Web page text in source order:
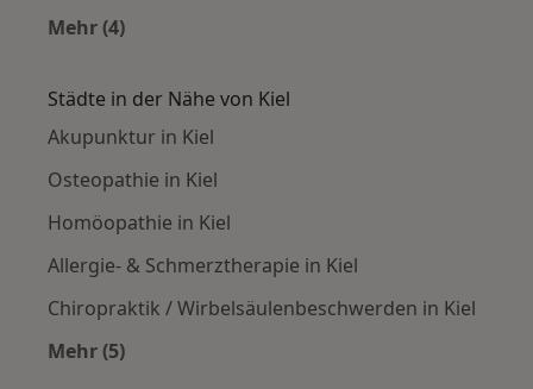
Mehr (4)
Städte in der Nähe von Kiel
Akupunktur in Kiel
Osteopathie in Kiel
Homöopathie in Kiel
Allergie- & Schmerztherapie in Kiel
Chiropraktik / Wirbelsäulenbeschwerden in Kiel
Mehr (5)